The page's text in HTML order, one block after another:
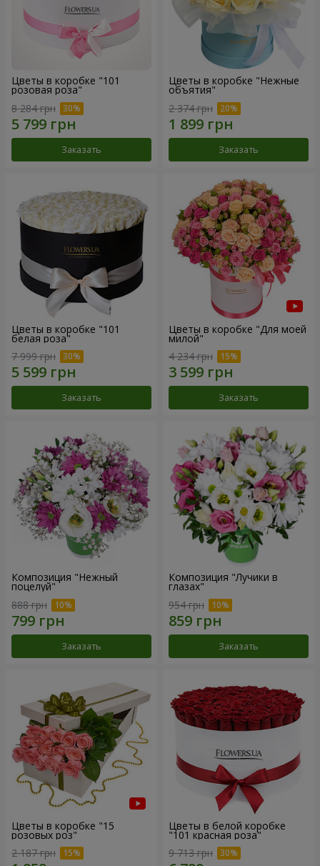
Цветы в коробке "101
розовая роза"
8 284 грн
Заказать
Цветы в коробке "Нежные
объятия"
2 374 грн
Заказать
Цветы в коробке "101
белая роза"
7 999 грн
Заказать
Цветы в коробке "Для моей
милой"
4 234 грн
Заказать
Композиция "Нежный
поцелуй"
888 грн
Заказать
Композиция "Лучики в
глазах"
954 грн
Заказать
Цветы в коробке "15
розовых роз"
2 187 грн
Цветы в белой коробке
"101 красная роза"
9 713 грн